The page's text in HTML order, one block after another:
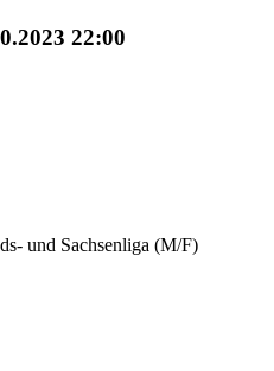
22:00
und Sachsenliga (M/F)